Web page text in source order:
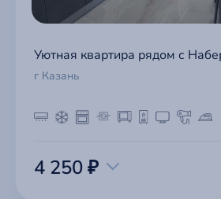
Уютная квартира рядом с
г Казань
4 250 ₽